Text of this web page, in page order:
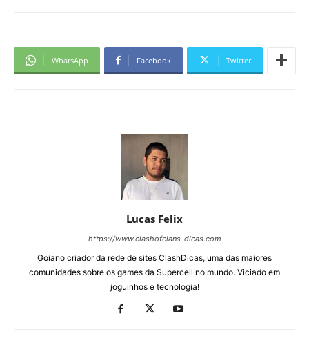
WhatsApp Facebook Twitter
Lucas Felix
https://www.clashofclans-dicas.com
Goiano criador da rede de sites ClashDicas, uma das maiores
comunidades sobre os games da Supercell no mundo. Viciado em
joguinhos e tecnologia!